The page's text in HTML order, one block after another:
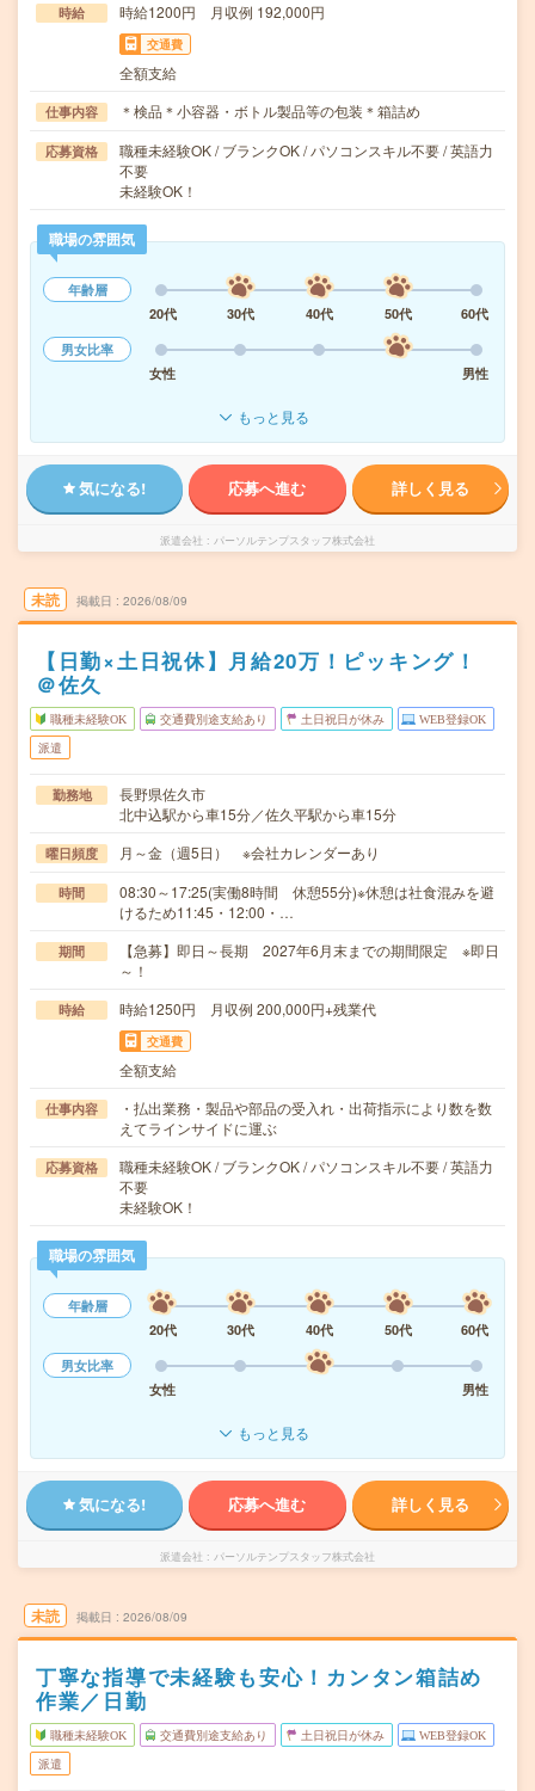
時給 時給1200円 月収例 192,000円
交通費
全額支給
仕事内容 ＊検品＊小容器・ボトル製品等の包装＊箱詰め
応募資格
職種未経験OK / ブランクOK / パソコンスキル不要 / 英語力
不要
未経験OK！
職場の雰囲気
年齢層
20代
30代 40代 50代
60代
男女比率
女性
男性
もっと見る
気になる! 応募へ進む 詳しく見る
派遣会社 パーソルテンプスタッフ株式会社
未読 掲載日 2026/08/09
【日勤×土日祝休】月給20万！ピッキング！
＠佐久
職種未経験OK 交通費別途支給あり 土日祝日が休み WEB登録OK
派遣
勤務地
長野県佐久市
北中込駅から車15分／佐久平駅から車15分
曜日頻度 月～金（週5日） ※会社カレンダーあり
時間
08:30～17:25(実働8時間 休憩55分)※休憩は社食混みを避
けるため11:45・12:00・…
期間
【急募】即日～長期 2027年6月末までの期間限定 ※即日
～！
時給 時給1250円 月収例 200,000円+残業代
交通費
全額支給
仕事内容
・払出業務・製品や部品の受入れ・出荷指示により数を数
えてラインサイドに運ぶ
応募資格
職種未経験OK / ブランクOK / パソコンスキル不要 / 英語力
不要
未経験OK！
職場の雰囲気
年齢層
20代
30代 40代 50代
60代
男女比率
女性
男性
もっと見る
気になる! 応募へ進む 詳しく見る
派遣会社 パーソルテンプスタッフ株式会社
未読 掲載日 2026/08/09
丁寧な指導で未経験も安心！カンタン箱詰め
作業／日勤
職種未経験OK 交通費別途支給あり 土日祝日が休み WEB登録OK
派遣